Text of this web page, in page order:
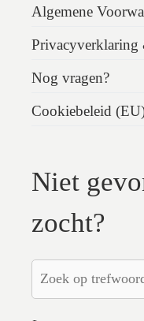
Algemene
Privacyverklaring
Nog vragen?
Cookiebeleid
Niet
zocht?